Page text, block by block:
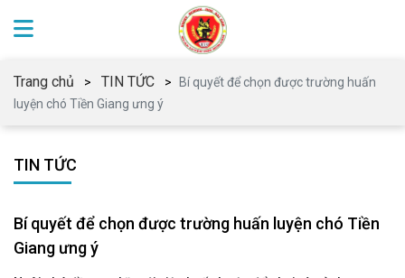
Trang chủ TIN TỨC
Bí quyết để chọn được trường huấn
luyện chó Tiền Giang ưng ý
TIN TỨC
Bí quyết để chọn được trường huấn luyện chó Tiền
Giang ưng ý